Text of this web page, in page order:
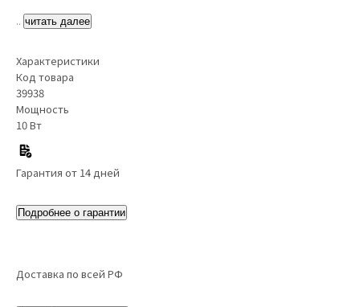
.. читать далее
Характеристики
Код товара
39938
Мощность
10 Вт
Гарантия от 14 дней
Подробнее о гарантии
Доставка по всей РФ